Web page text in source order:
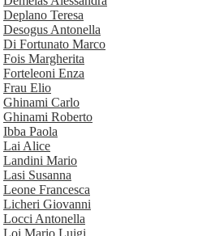
Deplano Teresa
Desogus Antonella
Di Fortunato Marco
Fois Margherita
Forteleoni Enza
Frau Elio
Ghinami Carlo
Ghinami Roberto
Ibba Paola
Lai Alice
Landini Mario
Lasi Susanna
Leone Francesca
Licheri Giovanni
Locci Antonella